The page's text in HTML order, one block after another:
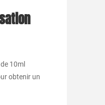
10ml
obtenir un